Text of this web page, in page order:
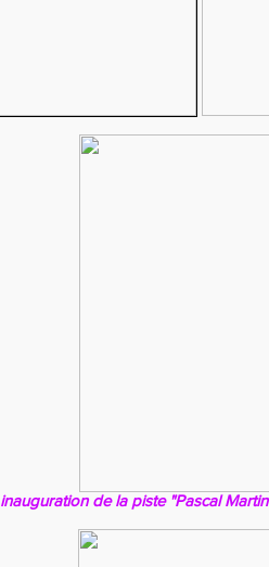
inauguration de la piste "Pascal